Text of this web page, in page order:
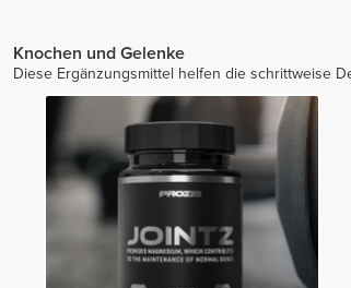
Knochen und Gelenke
Diese Ergänzungsmittel helfen die schrittweise